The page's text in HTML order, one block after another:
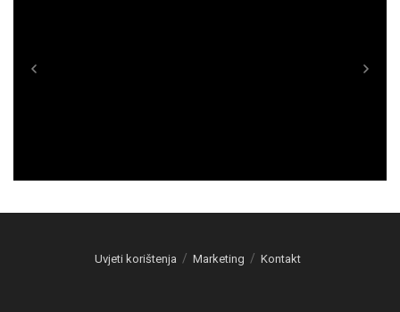
Uvjeti korištenja Marketing Kontakt